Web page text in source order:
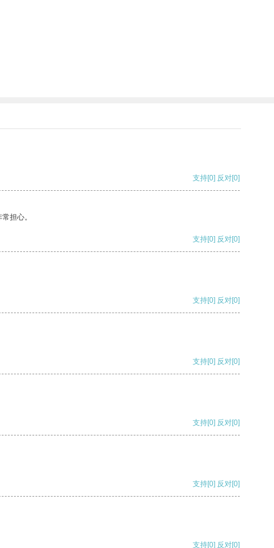
支持[0] 反对[0]
担心。
支持[0] 反对[0]
支持[0] 反对[0]
支持[0] 反对[0]
支持[0] 反对[0]
支持[0] 反对[0]
支持[0] 反对[0]